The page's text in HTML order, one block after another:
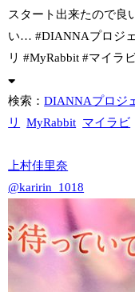
スタート出来たので良
い… #DIANNAプロジ
リ #MyRabbit #マイラ
検索：DIANNAプロジ
リ
MyRabbit マイラビ
上村佳里奈
@karirin_1018